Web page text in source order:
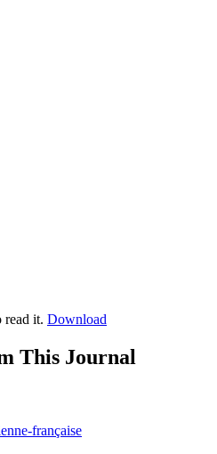
read it. Download
This Journal
française